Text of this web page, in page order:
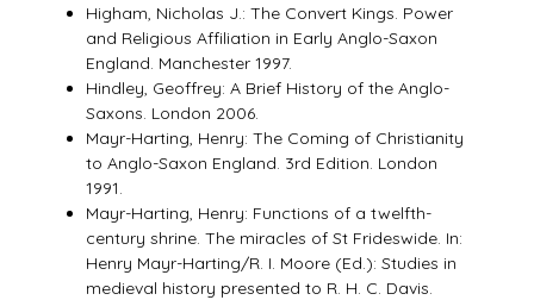
Higham, Nicholas J.: The Convert Kings. Power
and Religious Affiliation in Early Anglo-Saxon
England. Manchester 1997.
Hindley, Geoffrey: A Brief History of the Anglo-
Saxons. London 2006.
Mayr-Harting, Henry: The Coming of Christianity
to Anglo-Saxon England. 3rd Edition. London
1991.
Mayr-Harting, Henry: Functions of a twelfth-
century shrine. The miracles of St Frideswide. In:
Henry Mayr-Harting/R. I. Moore (Ed.): Studies in
medieval history presented to R. H. C. Davis.